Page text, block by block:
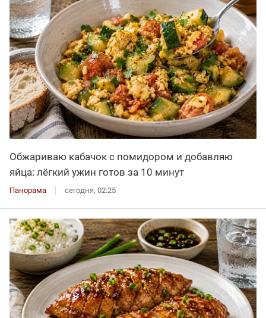
Обжариваю кабачок с помидором и добавляю
яйца: лёгкий ужин готов за 10 минут
Панорама сегодня, 02:25